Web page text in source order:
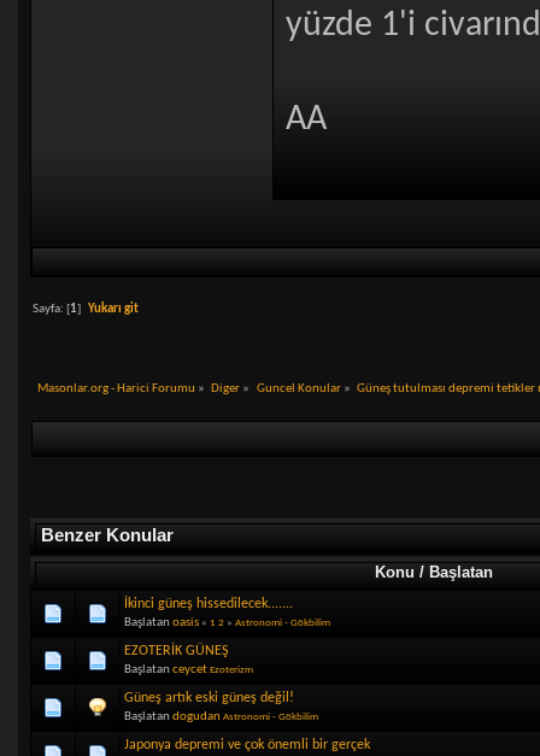
yüzde 1'i
AA
Sayfa: [1] Yukarı git
Masonlar.org - Harici Forumu » Diger » Guncel Konular» Güneş tutulması depremi tetikler
Benzer Konular
Konu / Başlatan
İkinci güneş hissedilecek.......
Başlatan oasis « 1 2 » Astronomi - Gökbilim
EZOTERİK GÜNEŞ
Başlatan ceycet Ezoterizm
Güneş artık eski güneş değil!
Başlatan dogudan Astronomi - Gökbilim
Japonya depremi ve çok önemli bir gerçek